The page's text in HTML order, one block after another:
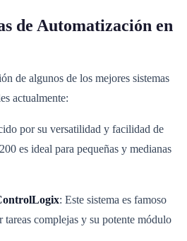
de Automatización en
de algunos de los mejores sistemas
actualmente:
por su versatilidad y facilidad de
es ideal para pequeñas y medianas
: Este sistema es famoso
tareas complejas y su potente módulo